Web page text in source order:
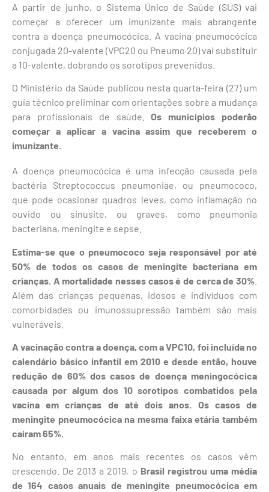
A partir de junho, o Sistema Único de Saúde (SUS) vai
começar a oferecer um imunizante mais abrangente
contra a doença pneumocócica. A vacina pneumocócica
conjugada 20-valente (VPC20 ou Pneumo 20) vai substituir
a 10-valente, dobrando os sorotipos prevenidos.
O Ministério da Saúde publicou nesta quarta-feira (27) um
guia técnico preliminar com orientações sobre a mudança
para profissionais de saúde.Os municípios poderão
começar a aplicar a vacina assim que receberem o
imunizante.
A doença pneumocócica é uma infecção causada pela
bactéria Streptococcus pneumoniae, ou pneumococo,
que pode ocasionar quadros leves, como inflamação no
ouvido ou sinusite, ou graves, como pneumonia
bacteriana, meningite e sepse.
Estima-se que o pneumococo seja responsável por até
50% de todos os casos de meningite bacteriana em
crianças. A mortalidade nesses casos é de cerca de 30%
Além das crianças pequenas, idosos e indivíduos com
comorbidades ou imunossupressão também são mais
vulneráveis.
A vacinação contra a doença, com a VPC10, foi incluída no
calendário básico infantil em 2010 e desde então, houve
redução de 60% dos casos de doença meningocócica
causada por algum dos 10 sorotipos combatidos pela
vacina em crianças de até dois anos. Os casos de
meningite pneumocócica na mesma faixa etária também
caíram 65%.
No entanto, em anos mais recentes os casos vêm
crescendo. De 2013 a 2019, o Brasil registrou uma média
de 164 casos anuais de meningite pneumocócica em